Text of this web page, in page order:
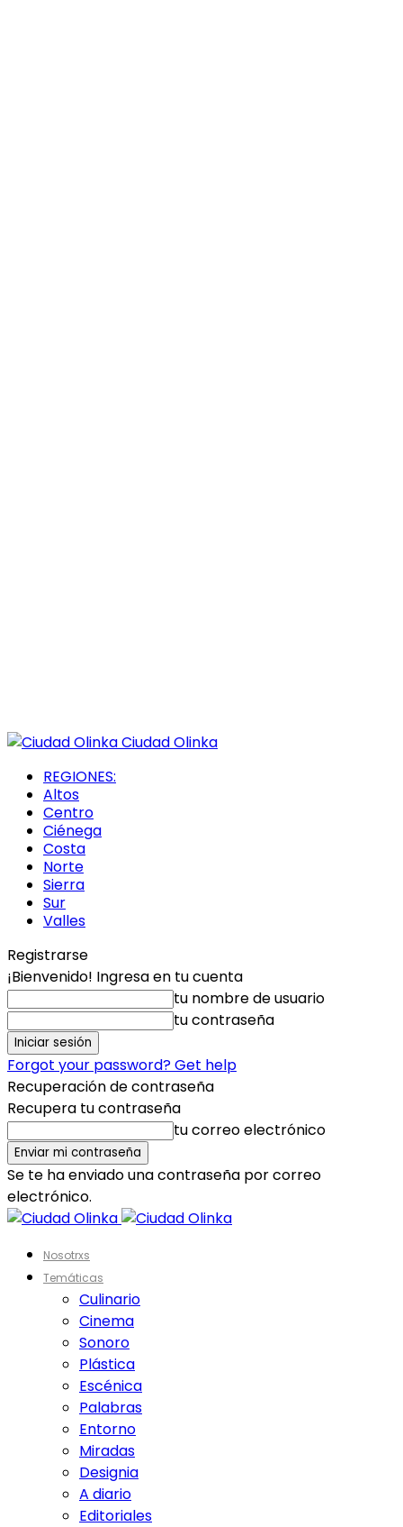
Ciudad Olinka
REGIONES:
Altos
Centro
Ciénega
Costa
Norte
Sierra
Sur
Valles
Registrarse
¡Bienvenido! Ingresa en tu cuenta
tu nombre de usuario
tu contraseña
Forgot your password? Get help
Recuperación de contraseña
Recupera tu contraseña
tu correo electrónico
Se te ha enviado una contraseña por correo
electrónico.
Nosotrxs
Temáticas
Culinario
Cinema
Sonoro
Plástica
Escénica
Palabras
Entorno
Miradas
Designia
A diario
Editoriales